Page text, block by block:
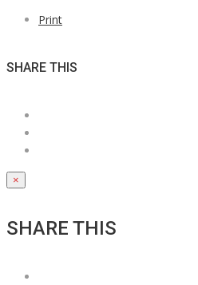
Print
SHARE THIS
×
SHARE THIS